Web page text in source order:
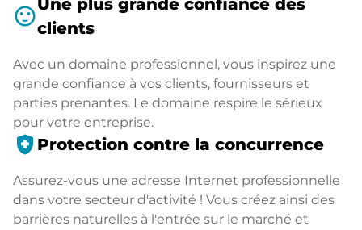
sentiment_satisfiedUne plus grande confiance des
clients
Avec un domaine professionnel, vous inspirez une
grande confiance à vos clients, fournisseurs et
parties prenantes. Le domaine respire le sérieux
pour votre entreprise.
health_and_safety Protection contre la concurrence
Assurez-vous une adresse Internet professionnelle
dans votre secteur d'activité ! Vous créez ainsi des
barrières naturelles à l'entrée sur le marché et